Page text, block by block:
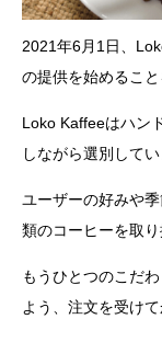
2021年6月1日、
の提供を始めること
Loko Kaffeeはハン
しながら選別してい
ユーザーの好みや
類のコーヒーを取
もうひとつのこだ
よう、注文を受け